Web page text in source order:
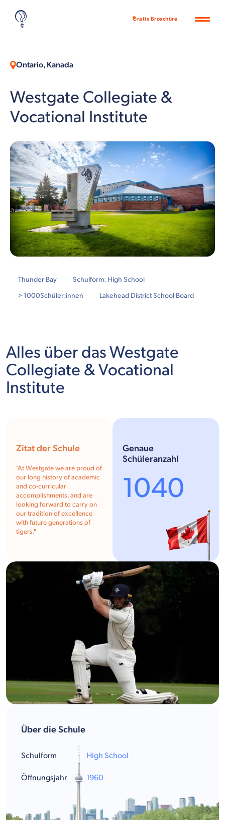
Gratis Broschüre
Ontario, Kanada
Westgate Collegiate &
Vocational Institute
Thunder Bay
Schulform: High School
> 1000Schüler:innen Lakehead District School Board
Alles über das Westgate
Collegiate & Vocational
Institute
Über die Schule
Schulform
Öffnungsjahr
High School
1960
Zitat der Schule
"At Westgate we are proud of
our long history of academic
and co-curricular
accomplishments, and are
looking forward to carry on
our tradition of excellence
with future generations of
tigers."
Genaue
Schüleranzahl
1040